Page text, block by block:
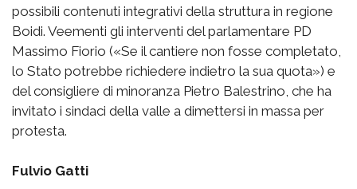
possibili contenuti integrativi della struttura in regione
Boidi. Veementi gli interventi del parlamentare PD
Massimo Fiorio («Se il cantiere non fosse completato,
lo Stato potrebbe richiedere indietro la sua quota») e
del consigliere di minoranza Pietro Balestrino, che ha
invitato i sindaci della valle a dimettersi in massa per
protesta.
Fulvio Gatti